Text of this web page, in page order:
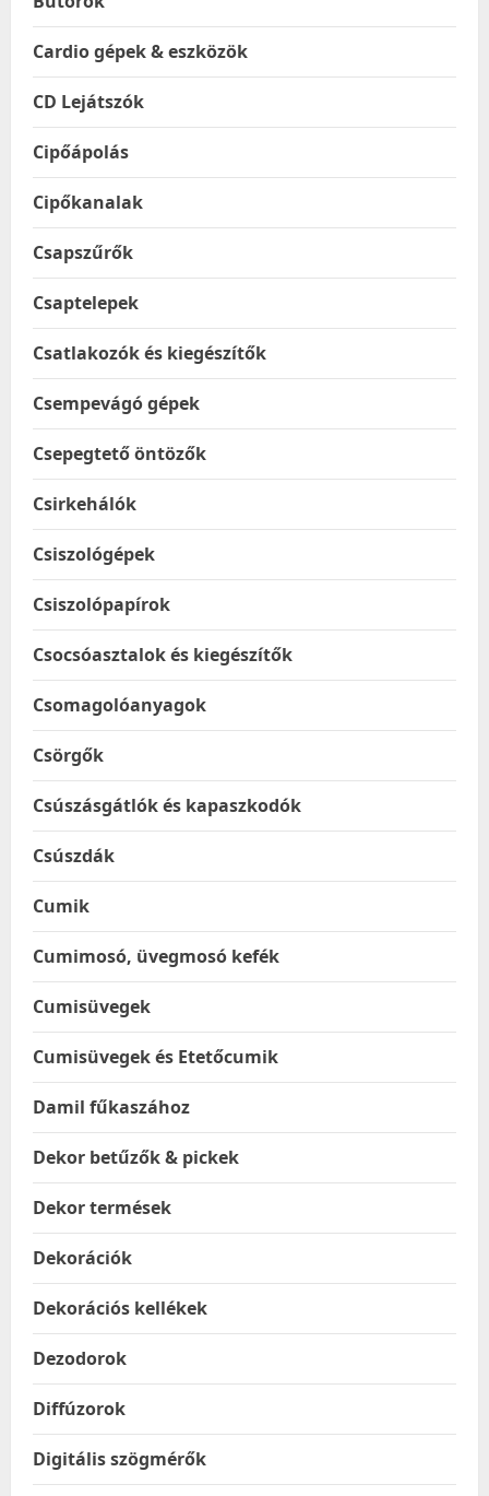
Cardio gépek & eszközök
CD Lejátszók
Cipőápolás
Cipőkanalak
Csapszűrők
Csaptelepek
Csatlakozók és kiegészítők
Csempevágó gépek
Csepegtető öntözők
Csirkehálók
Csiszológépek
Csiszolópapírok
Csocsóasztalok és kiegészítők
Csomagolóanyagok
Csörgők
Csúszásgátlók és kapaszkodók
Csúszdák
Cumik
Cumimosó, üvegmosó kefék
Cumisüvegek
Cumisüvegek és Etetőcumik
Damil fűkaszához
Dekor betűzők & pickek
Dekor termések
Dekorációk
Dekorációs kellékek
Dezodorok
Diffúzorok
Digitális szögmérők